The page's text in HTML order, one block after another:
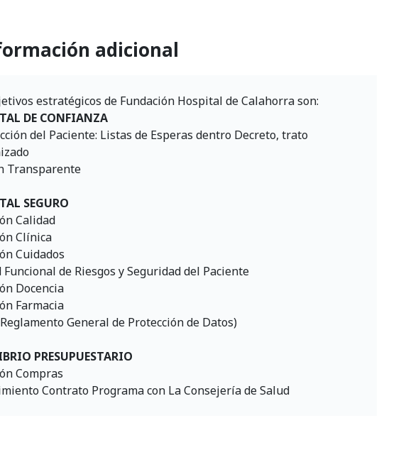
adicional
estratégicos de Fundación Hospital de Calahorra son:
DE CONFIANZA
del Paciente: Listas de Esperas dentro Decreto, trato
Transparente
SEGURO
Calidad
Clínica
Cuidados
Funcional de Riesgos y Seguridad del Paciente
Docencia
Farmacia
General de Protección de Datos)
PRESUPUESTARIO
Compras
Contrato Programa con La Consejería de Salud